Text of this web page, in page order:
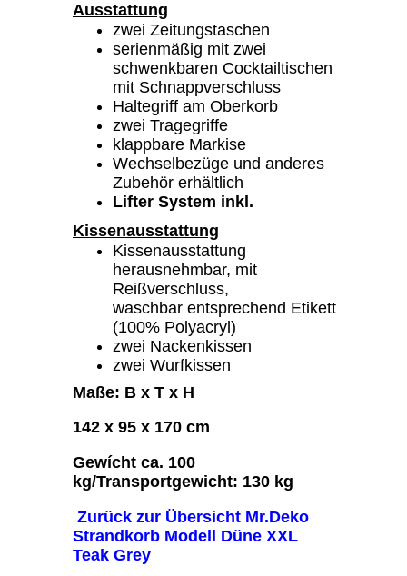
Ausstattung
zwei Zeitungstaschen
serienmäßig mit zwei
schwenkbaren Cocktailtischen
mit Schnappverschluss
Haltegriff am Oberkorb
zwei Tragegriffe
klappbare Markise
Wechselbezüge und anderes
Zubehör erhältlich
Lifter System inkl.
Kissenausstattung
Kissenausstattung
herausnehmbar, mit
Reißverschluss,
waschbar entsprechend Etikett
(100% Polyacryl)
zwei Nackenkissen
zwei Wurfkissen
Maße: B x T x H
142 x 95 x 170 cm
Gewícht ca. 100
kg/Transportgewicht: 130 kg
Zurück zur Übersicht Mr.Deko
Strandkorb Modell Düne XXL
Teak Grey